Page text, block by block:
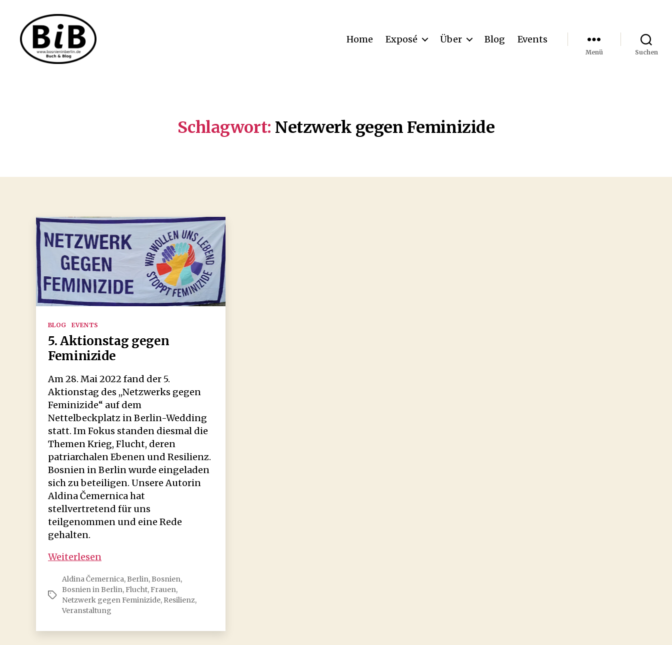
Home Exposé Über Blog Events
Menü Suchen
Schlagwort: Netzwerk gegen Feminizide
Kategorien
BLOG EVENTS
5. Aktionstag gegen
Feminizide
Am 28. Mai 2022 fand der 5.
Aktionstag des ,,Netzwerks gegen
Feminizide“ auf dem
Nettelbeckplatz in Berlin-Wedding
statt. Im Fokus standen diesmal die
Themen Krieg, Flucht, deren
patriarchalen Ebenen und Resilienz.
Bosnien in Berlin wurde eingeladen
sich zu beteiligen. Unsere Autorin
Aldina Čemernica hat
stellvertretend für uns
teilgenommen und eine Rede
gehalten.
Weiterlesen
gegen
Feminizide
Schlagwörter
Aldina Čemernica, Berlin, Bosnien,
Bosnien in Berlin, Flucht, Frauen,
Netzwerk gegen Feminizide, Resilienz,
Veranstaltung